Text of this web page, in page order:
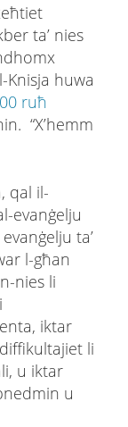
ta’ nies
huwa
ruħ
“X’hemm
qal il-
evanġelju
ta’
l-għan
nies li
iktar
li
u iktar
u